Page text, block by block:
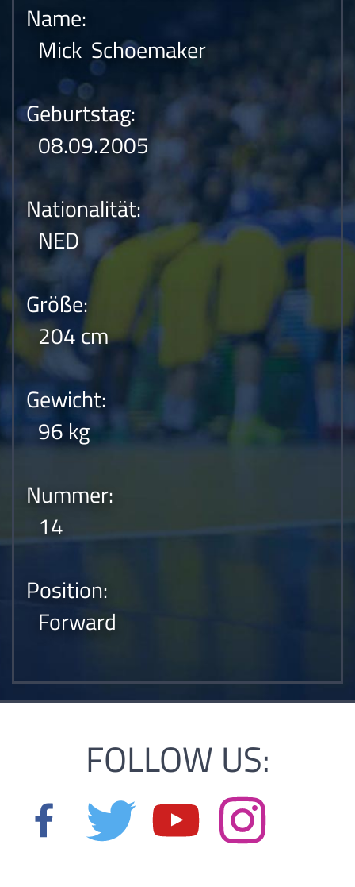
Name:
Mick Schoemaker
Geburtstag:
08.09.2005
Nationalität:
NED
Größe:
204 cm
Gewicht:
96 kg
Nummer:
14
Position:
Forward
FOLLOW US: